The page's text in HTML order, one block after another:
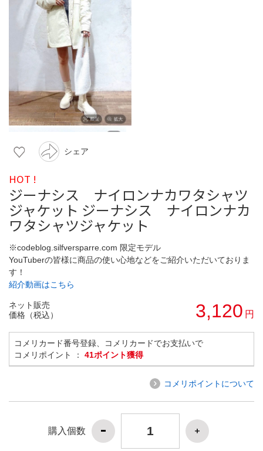
シェア
HOT !
ジーナシス ナイロンナカワタシャツ
ジャケット ジーナシス ナイロンナカ
ワタシャツジャケット
※codeblog.silfversparre.com 限定モデル
YouTuberの皆様に商品の使い心地などをご紹介いただいておりま
す！
紹介動画はこちら
ネット販売
価格（税込）
3,120 円
コメリカード番号登録、コメリカードでお支払いで
コメリポイント ： 41ポイント獲得
コメリポイントについて
購入個数